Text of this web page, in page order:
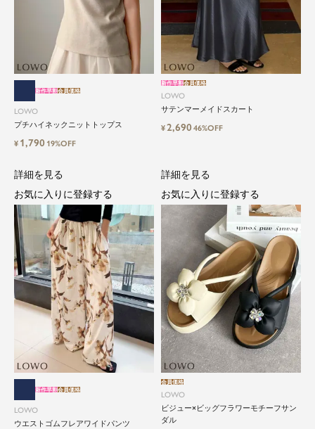
LOWO
プチハイネックニットトップス
新作早割会員価格
¥ 1,790 19%OFF
LOWO
サテンマーメイドスカート
新作早割会員価格
¥2,69046%OFF
LOWO
ウエストゴムフレアワイドパンツ
新作早割会員価格
詳細を見る
お気に入りに登録する
LOWO
ビジュー×ビッグフラワーモチーフサン
ダル
会員価格
詳細を見る
お気に入りに登録する